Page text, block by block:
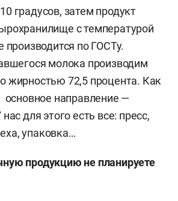
градусов, затем продукт
с температурой
производится по ГОСТу.
молока производим
жирностью 72,5 процента. Как
основное направление —
для этого есть все: пресс,
упаковка…
продукцию не планируете